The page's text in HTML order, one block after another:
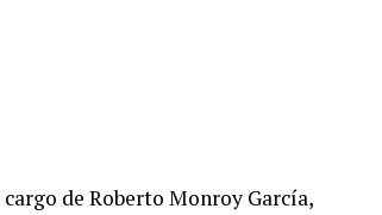
de Roberto Monroy García,